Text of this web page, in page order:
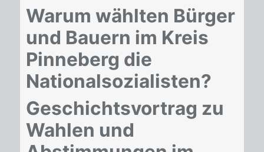
Warum wählten Bürger
und Bauern im Kreis
Pinneberg die
Nationalsozialisten?
Geschichtsvortrag zu
Wahlen und